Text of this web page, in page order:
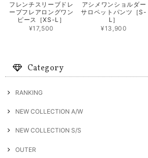
フレンチスリーブドレ
ープフレアロングワン
ピース［XS-L］
¥17,500
アシメワンショルダー
サロペットパンツ［S-
L］
¥13,900
Category
RANKING
NEW COLLECTION A/W
NEW COLLECTION S/S
OUTER